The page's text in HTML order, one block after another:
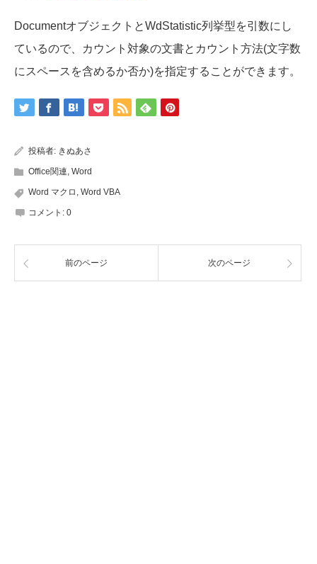
DocumentオブジェクトとWdStatistic列挙型を引数にし
ているので、カウント対象の文書とカウント方法(文字数
にスペースを含めるか否か)を指定することができます。
投稿者: きぬあさ
Office関連, Word
Word マクロ , Word VBA
コメント: 0
前のページ 次のページ